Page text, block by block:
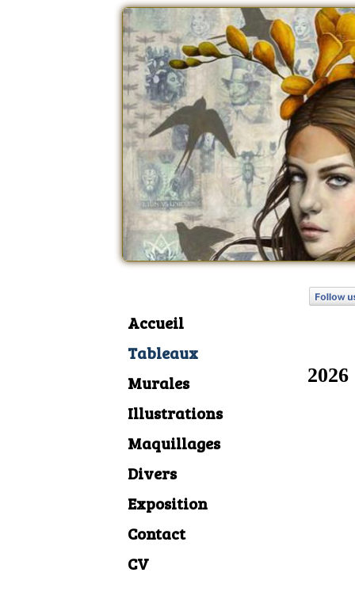
Accueil
Tableaux
Murales
Illustrations
Maquillages
Divers
Exposition
Contact
CV
2026